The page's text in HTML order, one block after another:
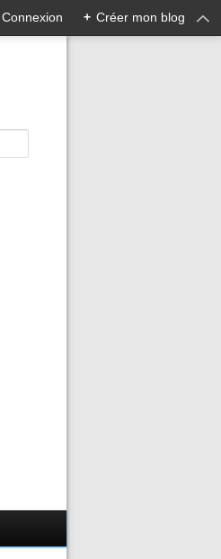
Connexion + Créer mon blog